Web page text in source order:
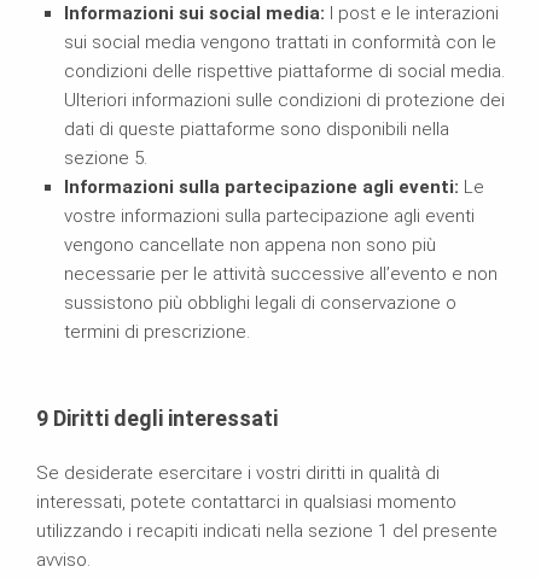
Informazioni sui social media: I post e le interazioni
sui social media vengono trattati in conformità con le
condizioni delle rispettive piattaforme di social media.
Ulteriori informazioni sulle condizioni di protezione dei
dati di queste piattaforme sono disponibili nella
sezione 5.
Informazioni sulla partecipazione agli eventi: Le
vostre informazioni sulla partecipazione agli eventi
vengono cancellate non appena non sono più
necessarie per le attività successive all’evento e non
sussistono più obblighi legali di conservazione o
termini di prescrizione.
9 Diritti degli interessati
Se desiderate esercitare i vostri diritti in qualità di
interessati, potete contattarci in qualsiasi momento
utilizzando i recapiti indicati nella sezione 1 del presente
avviso.